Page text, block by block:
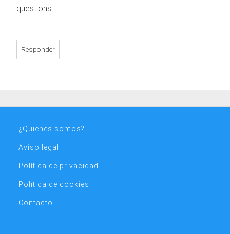
questions.
Responder
¿Quiénes somos?
Aviso legal
Política de privacidad
Política de cookies
Contacto